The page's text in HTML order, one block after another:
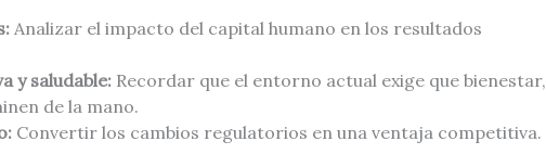
Analizar el impacto del capital humano en los resultados
y saludable:Recordar que el entorno actual exige que bienestar,
de la mano.
Convertir los cambios regulatorios en una ventaja competitiva.